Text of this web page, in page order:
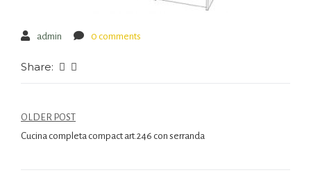
admin 0 comments
Share:
OLDER POST
Cucina completa compact art.246 con serranda